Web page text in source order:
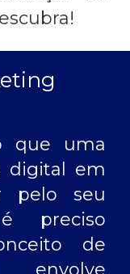
que uma
digital em
pelo seu
preciso
de
envolve